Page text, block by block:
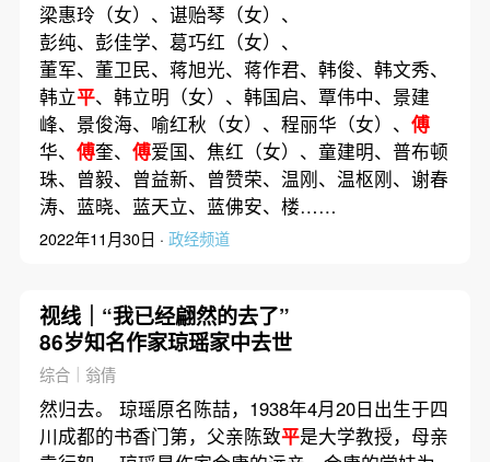
梁惠玲（女）、谌贻琴（女）、
彭纯、彭佳学、葛巧红（女）、
董军、董卫民、蒋旭光、蒋作君、韩俊、韩文秀、
韩立平、韩立明（女）、韩国启、覃伟中、景建
峰、景俊海、喻红秋（女）、程丽华（女）、 傅
华、 傅奎、 傅爱国、焦红（女）、童建明、普布顿
珠、曾毅、曾益新、曾赞荣、温刚、温枢刚、谢春
涛、蓝晓、蓝天立、蓝佛安、楼……
2022年11月30日 · 政经频道
视线｜“我已经翩然的去了”
86岁知名作家琼瑶家中去世
综合｜翁倩
然归去。 琼瑶原名陈喆，1938年4月20日出生于四
川成都的书香门第，父亲陈致平是大学教授，母亲